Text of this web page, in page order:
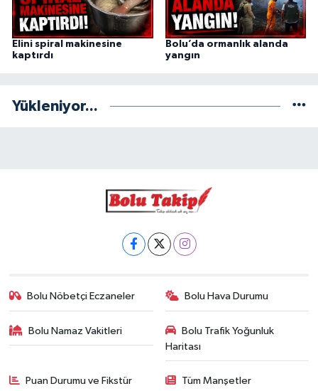
Elini spiral makinesine
kaptırdı
Bolu’da ormanlık alanda
yangın
Yükleniyor...
Bolu Nöbetçi Eczaneler Bolu Hava Durumu
Bolu Namaz Vakitleri
Bolu Trafik Yoğunluk
Haritası
Puan Durumu ve Fikstür Tüm Manşetler